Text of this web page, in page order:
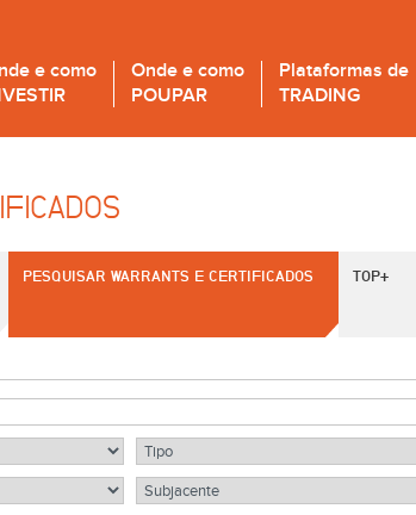
e como
Onde e como
POUPAR
Plataformas de
TRADING
PESQUISAR WARRANTS E CERTIFICADOS TOP+